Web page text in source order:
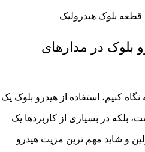
بلوک در مدارهای
نگاه کنیم، استفاده از هیدرو بلوک یک
بلکه در بسیاری از کاربردها یک
و شاید مهم ترین مزیت هیدرو